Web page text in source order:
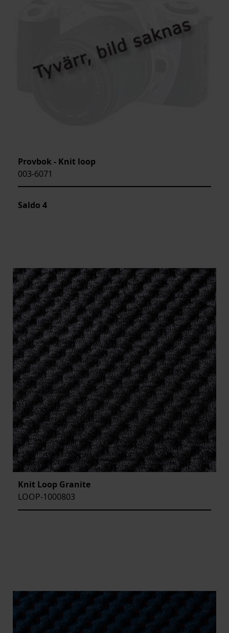
Provbok - Knit loop
003-6071
Saldo 4
Knit Loop Granite
LOOP-1000803